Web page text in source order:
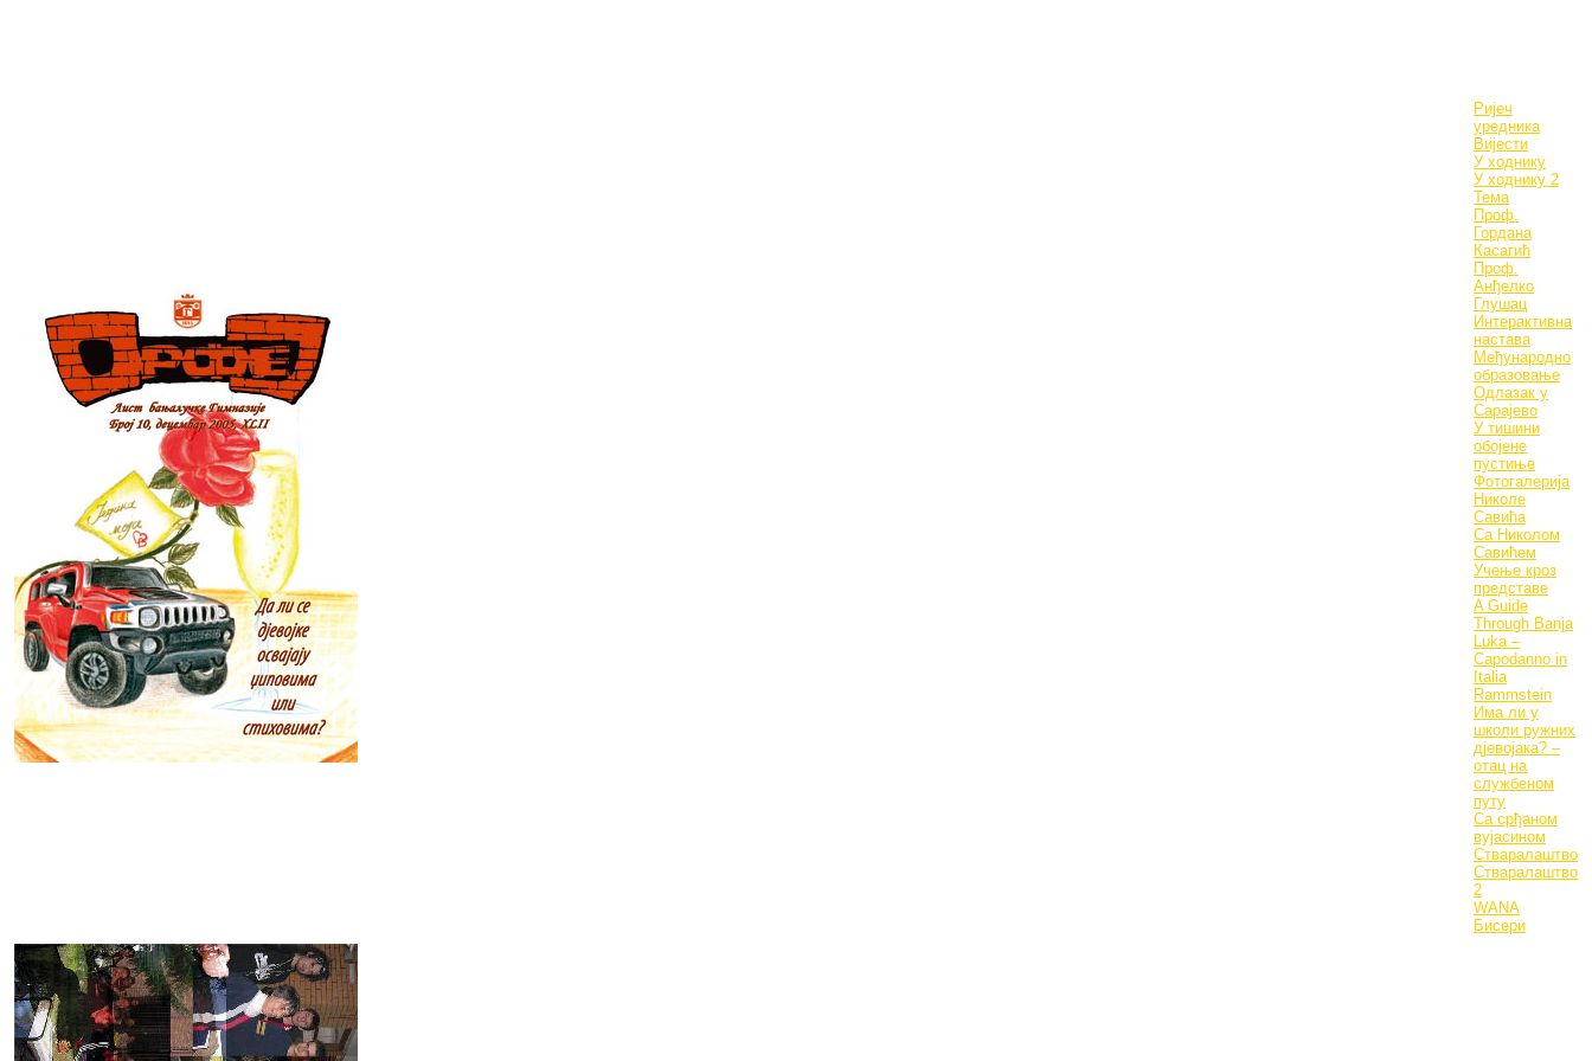
Ријеч
уредника
Вијести
У ходнику
У ходнику 2
Тема
Проф.
Гордана
Касагић
Проф.
Анђелко
Глушац
Интерактивна
настава
Међународно
образовање
Одлазак у
Сарајево
У тишини
обојене
пустиње
Фотогалерија
Николе
Савића
Са Николом
Савићем
Учење кроз
представе
A Guide
Through Banja
Luka –
Capodanno in
Italia
Rammstein
Има ли у
школи ружних
дјевојака? –
отац на
службеном
путу
Са срђаном
вујасином
Стваралаштво
Стваралаштво
2
WANA
Бисери